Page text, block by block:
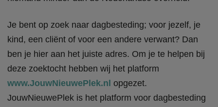
Je bent op zoek naar dagbesteding; voor jezelf, je
kind, een cliënt of voor een andere verwant? Dan
ben je hier aan het juiste adres. Om je te helpen bij
deze zoektocht hebben wij het platform
www.JouwNieuwePlek.nl opgezet.
JouwNieuwePlek is het platform voor dagbesteding